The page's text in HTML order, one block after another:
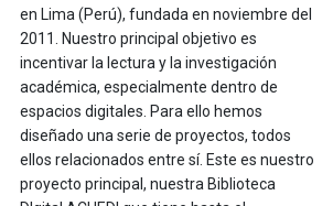
en Lima (Perú), fundada en noviembre del
2011. Nuestro principal objetivo es
incentivar la lectura y la investigación
académica, especialmente dentro de
espacios digitales. Para ello hemos
diseñado una serie de proyectos, todos
ellos relacionados entre sí. Este es nuestro
proyecto principal, nuestra Biblioteca